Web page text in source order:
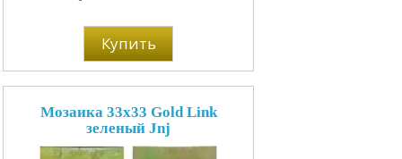
Купить
Мозаика 33x33 Gold Link
зеленый Jnj